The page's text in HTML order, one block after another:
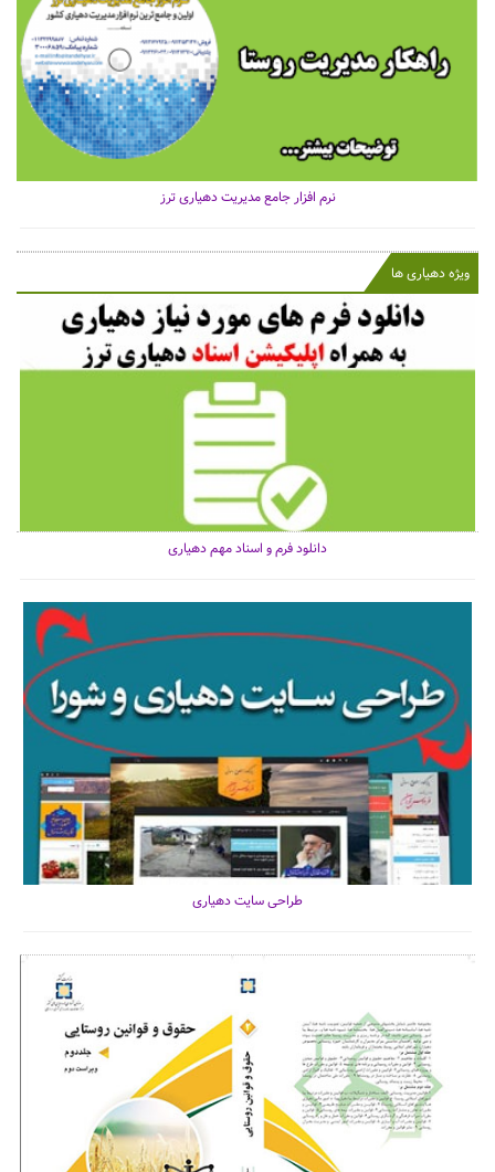
نرم افزار جامع مدیریت دهیاری ترز
ویژه دهیاری ها
دانلود فرم و اسناد مهم دهیاری
طراحی سایت دهیاری